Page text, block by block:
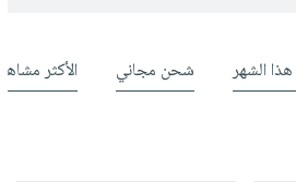
هذا الشهر شحن مجاني الأكثر